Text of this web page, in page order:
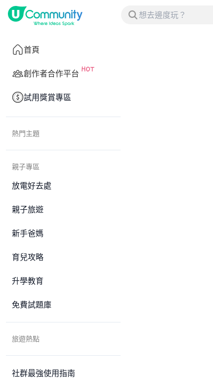
首頁
創作者合作平台
試用獎賞專區
熱門主題
親子專區
放電好去處
親子旅遊
新手爸媽
育兒攻略
升學教育
免費試題庫
旅遊熱點
社群最強使用指南